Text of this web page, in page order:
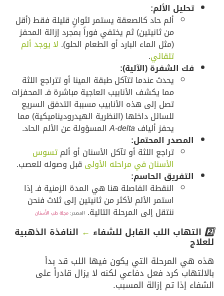
تحليل الألم:
ألم حاد كالصعقة يستمر لثوانٍ قليلة فقط (أقل
من ثانيتين) ثم يختفي فوراً بمجرد إزالة المحفز
(مثل الماء البارد أو الطعام الحلو). لا يوجد ألم
تلقائي.
فك الشفرة (الآلية):
يحدث عندما تتآكل طبقة المينا أو تتراجع اللثة
مما يكشف الأنابيب العاجية مباشرة فـ المحفزات
تصل إلى هذه الأنابيب مسببة التدفق السريع
للسائل داخلها (النظرية الهيدروديناميكية) مما
يحفز أليافA-deltaالمسؤولة عن الألم الحاد.
المصدر المحتمل:
تراجع اللثة أو تآكل الأسنان أو ألمتسوس
الأسنان في مراحله الأولى قبل وصوله للعصب.
التفريق الحاسم:
النقطة الفاصلة هنا هي المدة الزمنية فـ إذا
استمر الألم لأكثر من ثانيتين إلى ثلاث فنحن
ننتقل إلى المرحلة التالية. المصدر:مجلة طب الأسنان
2️⃣ التهاب اللب القابل للشفاء ← النافذة الذهبية
للعلاج
هذه هي المرحلة التي يكون فيها اللب قد بدأ
بالالتهاب كرد فعل دفاعي لكنه لا يزال قادراً على
الشفاء إذا تم إزالة المسبب.